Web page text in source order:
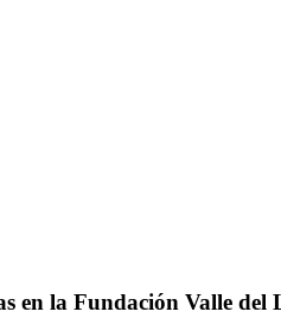
en la Fundación Valle del